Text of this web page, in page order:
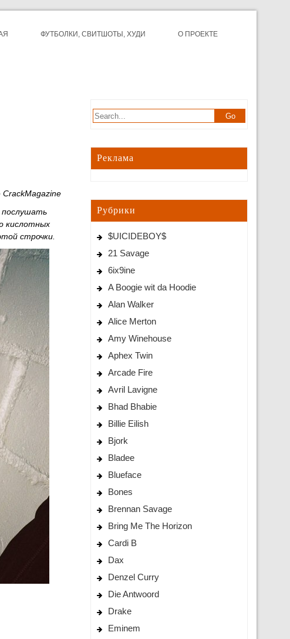
ФУТБОЛКИ, СВИТШОТЫ, ХУДИ О ПРОЕКТЕ
кислотных
строчки.
Реклама
Рубрики
$UICIDEBOY$
21 Savage
6ix9ine
A Boogie wit da Hoodie
Alan Walker
Alice Merton
Amy Winehouse
Aphex Twin
Arcade Fire
Avril Lavigne
Bhad Bhabie
Billie Eilish
Bjork
Bladee
Blueface
Bones
Brennan Savage
Bring Me The Horizon
Cardi B
Dax
Denzel Curry
Die Antwoord
Drake
Eminem